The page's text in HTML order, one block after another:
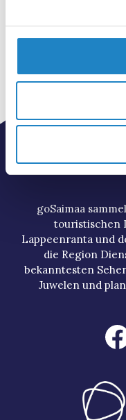
Lappeenranta
goSaimaa
touristischen
Lappeenranta und
die Region
bekanntesten
Juwelen und